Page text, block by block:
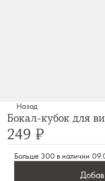
Назад
Бокал-кубок для
249 ₽
Больше 300 в наличии